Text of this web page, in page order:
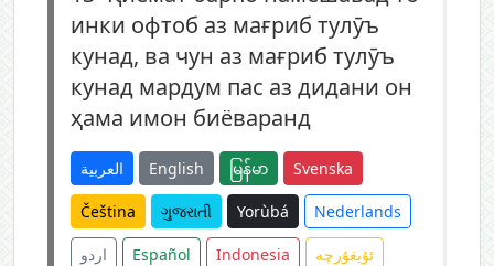
инки офтоб аз мағриб тулӯъ
кунад, ва чун аз мағриб тулӯъ
кунад мардум пас аз дидани он
ҳама имон биёваранд
العربية English မြန်မာ Svenska
Čeština ગુજરાતી Yorùbá Nederlands
اردو Español Indonesia ئۇيغۇرچە